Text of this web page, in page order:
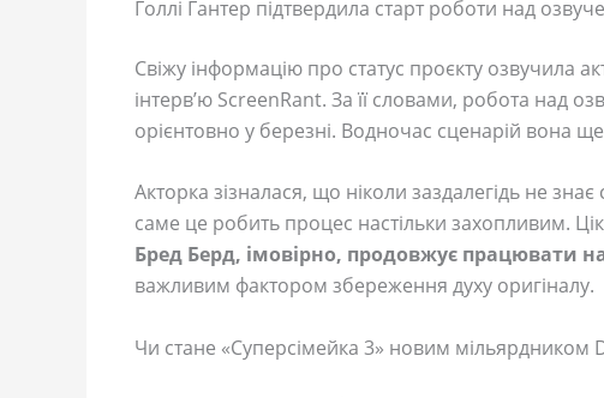
Голлі Гантер підтвердила старт роботи над
Свіжу інформацію про статус проєкту озвучила
інтерв’ю ScreenRant. За її словами, робота над
орієнтовно у березні. Водночас сценарій вона
Акторка зізналася, що ніколи заздалегідь не
саме це робить процес настільки захопливим.
Бред Берд, імовірно, продовжує працювати
важливим фактором збереження духу оригіналу.
Чи стане «Суперсімейка 3» новим мільярдником